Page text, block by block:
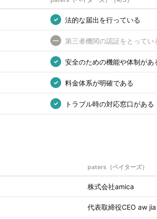
✓ 法的な届出を行っている
— 第三者機関の認証をとってい
✓ 安全のための機能や体制があ
✓ 料金体系が明確である
✓ トラブル時の対応窓口がある
paters（ペイターズ）
株式会社amica
代表取締役CEO aw